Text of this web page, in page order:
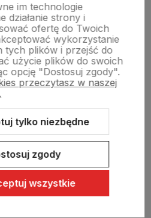
Szablon Shoper Modern 3.0™
im technologie
działanie strony i
ofertę do Twoich
wykorzystanie
tych plików i przejść do
użycie plików do swoich
opcję "Dostosuj zgody".
przeczytasz w naszej
tylko niezbędne
zgody
wszystkie